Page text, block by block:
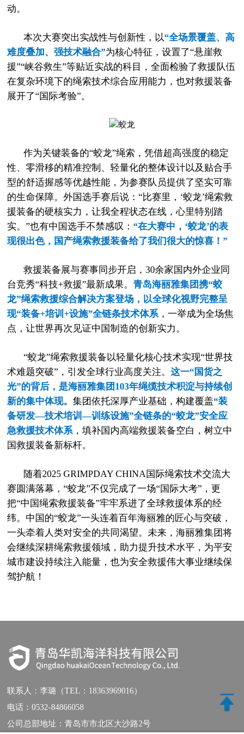
动。
本次大赛突出实战性与创新性，以“全场景覆盖、高
难度叠加、强技术融合”为核心特征，设置了“悬崖救
援”“峡谷救生”等贴近实战的科目，全面检验了救援队伍
在复杂环境下的绳索技术综合应用能力，也对救援装备
展开了“国际考验”。
作为关键装备的“蛟龙”绳索，凭借超高强度的稳定
性、零滑移的精准控制、轻量化的整体设计以及贴合手
型的舒适握感等优越性能，为参赛队员提供了坚实可靠
的生命保障。外国选手赛后说：“比赛里，‘蛟龙’绳索救
援装备的硬核实力，让我全程状态在线，心里特别踏
实。”也有中国选手不禁感叹：“在大赛中，‘蛟龙’的表
现很出色，国产绳索救援装备给了我们很大的惊喜！”
救援装备展与赛事同步开启，30余家国内外企业同
台竞秀“科技+救援”最新成果。青岛海丽雅集团携“蛟
龙”绳索救援综合解决方案登场，以全球化视野完整呈
现“装备+培训+设施”全链条技术体系 ，一举成为全场焦
点，让世界再次见证中国制造的创新实力。
“蛟龙”绳索救援装备以轻量化核心技术实现“世界技
术难题突破”，引发全球行业高度关注。这一“国货之
光”的背后，是海丽雅集团103年绳缆技术积淀与持续创
新的集中体现。集团依托深厚产业基础，构建覆盖“装
备研发—技术培训—训练设施”全链条的“蛟龙”安全应
急救援技术体系 ，填补国内高端救援装备空白，树立中
国救援装备新标杆。
随着2025 GRIMPDAY CHINA国际绳索技术交流大
赛圆满落幕，“蛟龙”不仅完成了一场“国际大考”，更
把“中国绳索救援装备”牢牢系进了全球救援体系的经
纬。中国的“蛟龙”一头连着百年海丽雅的匠心与突破，
一头牵着人类对安全的共同渴望。未来，海丽雅集团将
会继续深耕绳索救援领域，助力提升技术水平，为平安
城市建设持续注入能量，也为安全救援伟大事业继续保
驾护航！
联系人：李璐（TEL：18363969016）
电话：0532-84866058
公司总部地址：青岛市市北区大沙路2号